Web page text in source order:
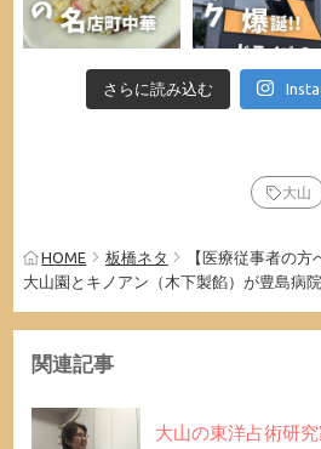
さらに読み込む
大山
HOME 板橋ネタ
【医療従事者の方
大山園とキノアン（木下製餡）が豊島病
関連記事
大山の東洋占術研